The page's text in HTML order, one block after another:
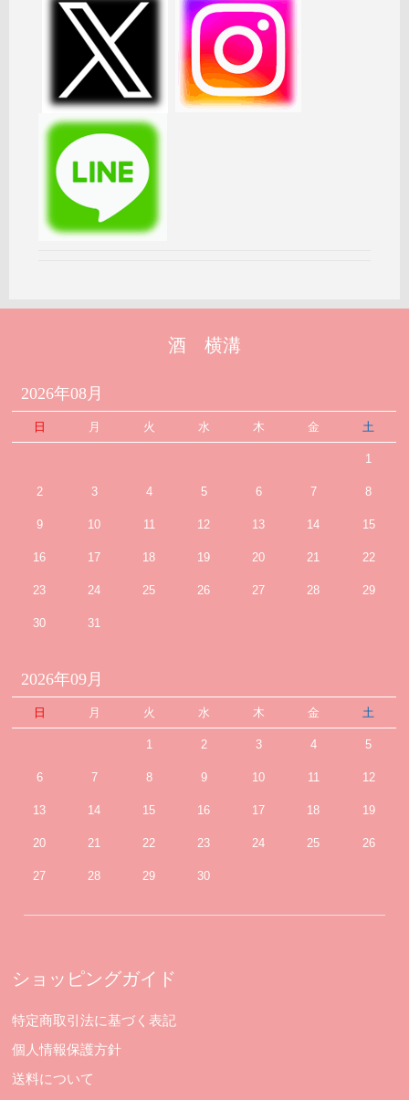
酒 横溝
2026年08月
日 月 火 水 木 金 土
1
2 3 4 5 6 7 8
9 10 11 12 13 14 15
16 17 18 19 20 21 22
23 24 25 26 27 28 29
30 31
2026年09月
日 月 火 水 木 金 土
1 2 3 4 5
6 7 8 9 10 11 12
13 14 15 16 17 18 19
20 21 22 23 24 25 26
27 28 29 30
ショッピングガイド
特定商取引法に基づく表記
個人情報保護方針
送料について